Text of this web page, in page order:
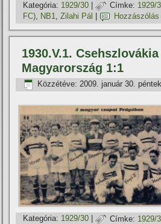
Kategória: 1929/30 | Címke: 1929/
FC), NB1,Zilahi Pál
1930.V.1. Csehszlovákia
Magyarország 1:1
Közzétéve: 2009. január 30. péntek
Kategória: 1929/30 | Címke: 1929/